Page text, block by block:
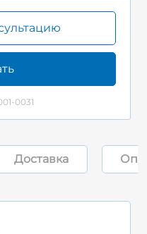
0031
Доставка